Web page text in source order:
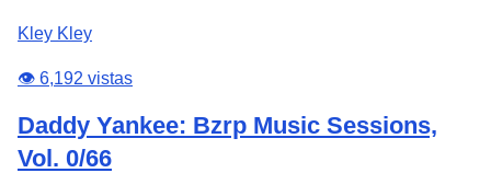
Kley Kley
👁️ 6,192 vistas
Daddy Yankee: Bzrp Music Sessions,
Vol. 0/66